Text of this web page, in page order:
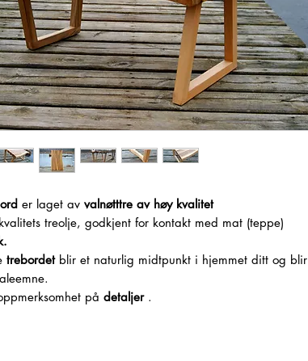
er laget av valnøtttre av høy kvalitet
treolje, godkjent for kontakt med mat (teppe)
trebordetblir et naturlig midtpunkt i hjemmet ditt og blir
på detaljer.